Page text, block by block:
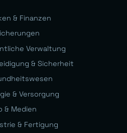
& Finanzen
Verwaltung
& Sicherheit
& Versorgung
& Medien
& Fertigung